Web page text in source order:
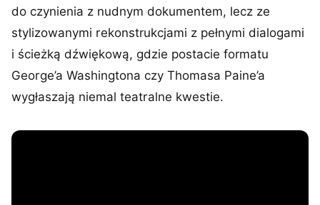
do czynienia z nudnym dokumentem, lecz ze
stylizowanymi rekonstrukcjami z pełnymi dialogami
i ścieżką dźwiękową, gdzie postacie formatu
George’a Washingtona czy Thomasa Paine’a
wygłaszają niemal teatralne kwestie.